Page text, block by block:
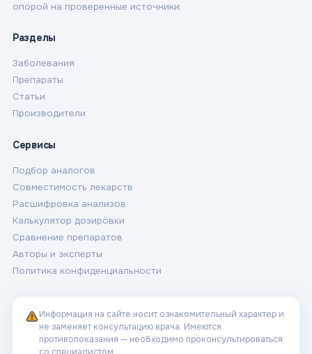
опорой на проверенные источники.
Разделы
Заболевания
Препараты
Статьи
Производители
Сервисы
Подбор аналогов
Совместимость лекарств
Расшифровка анализов
Калькулятор дозировки
Сравнение препаратов
Авторы и эксперты
Политика конфиденциальности
Информация на сайте носит ознакомительный характер и
не заменяет консультацию врача. Имеются
противопоказания — необходимо проконсультироваться